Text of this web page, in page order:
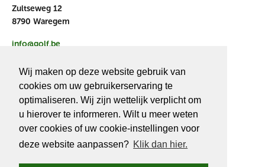
Wij maken op deze website gebruik van
cookies om uw gebruikerservaring te
optimaliseren. Wij zijn wettelijk verplicht om
u hierover te informeren. Wilt u meer weten
over cookies of uw cookie-instellingen voor
deze website aanpassen? Klik dan hier.
Zultseweg 12
8790 Waregem
info@golf.be
BE 0466527339
OVERGOLF.BE
Golf.be voordelen